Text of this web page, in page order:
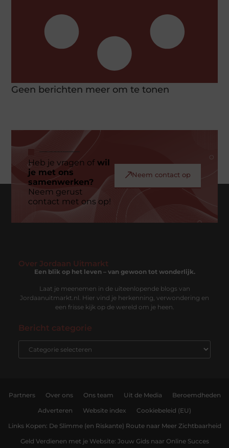
Geen berichten meer om te tonen
Heb je vragen ofwil
je met ons
samenwerken?
Neem gerust
contact met ons op!
Neem contact op
Over Jordaan Uitmarkt
Een blik op het leven – van gewoon tot wonderlijk.
Laat je meenemen in de uiteenlopende blogs van
Jordaanuitmarkt.nl. Hier vind je herkenning, verwondering en
een frisse kijk op de wereld om je heen.
Bericht categorie
Partners Over ons Ons team Uit de Media Beroemdheden
Adverteren Website index Cookiebeleid (EU)
Links Kopen: De Slimme (en Riskante) Route naar Meer Zichtbaarheid
Geld Verdienen met je Website: Jouw Gids naar Online Succes